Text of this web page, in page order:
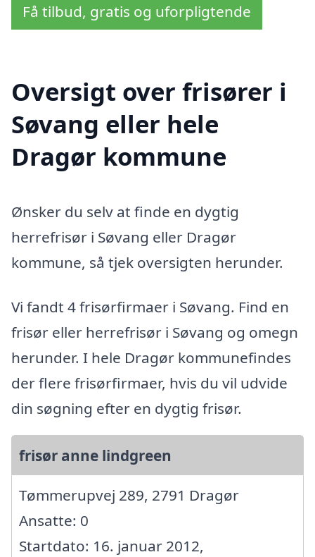
Få tilbud, gratis og uforpligtende
Oversigt over frisører i
Søvang eller hele
Dragør kommune
Ønsker du selv at finde en dygtig
herrefrisør i Søvang eller Dragør
kommune, så tjek oversigten herunder.
Vi fandt 4 frisørfirmaer i Søvang. Find en
frisør eller herrefrisør i Søvang og omegn
herunder. I hele Dragør kommunefindes
der flere frisørfirmaer, hvis du vil udvide
din søgning efter en dygtig frisør.
frisør anne lindgreen
Tømmerupvej 289, 2791 Dragør
Ansatte: 0
Startdato: 16. januar 2012,